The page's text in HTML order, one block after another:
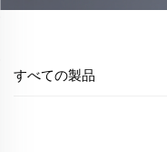
すべての製品